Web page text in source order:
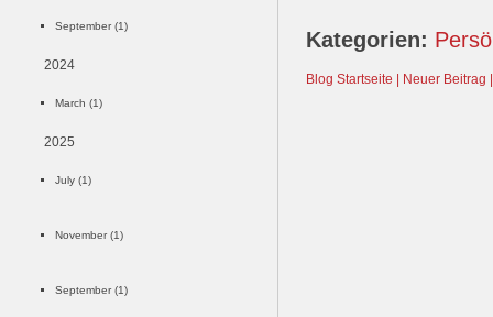
September (1)
2024
March (1)
2025
July (1)
November (1)
September (1)
Kategorien:
Blog Startseite | Neuer Beitrag |